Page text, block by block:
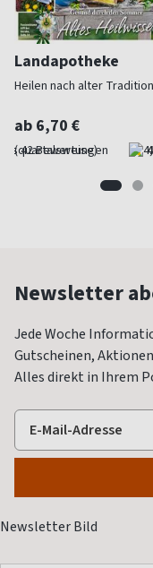
Landapotheke
Heilen nach alter Tradition
ab 6,70 €
(quartalsweise)
Newsletter
Jede Woche
Gutscheinen,
Alles direkt in Ihrem